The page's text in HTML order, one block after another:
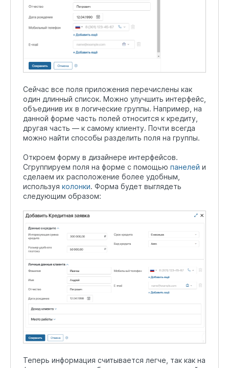
Сейчас все поля приложения перечислены как
один длинный список. Можно улучшить интерфейс,
объединив их в логические группы. Например, на
данной форме часть полей относится к кредиту,
другая часть — к самому клиенту. Почти всегда
можно найти способы разделить поля на группы.
Откроем форму в дизайнере интерфейсов.
Сгруппируем поля на форме с помощью панелей и
сделаем их расположение более удобным,
используя колонки. Форма будет выглядеть
следующим образом:
Теперь информация считывается легче, так как на